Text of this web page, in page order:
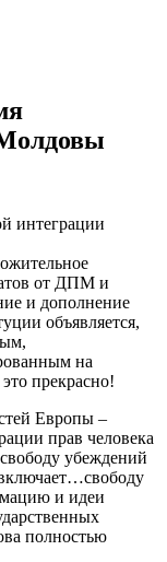
от ДПМ и
и дополнение
объявляется,
на
прекрасно!
Европы –
прав человека
убеждений
и идеи
полностью